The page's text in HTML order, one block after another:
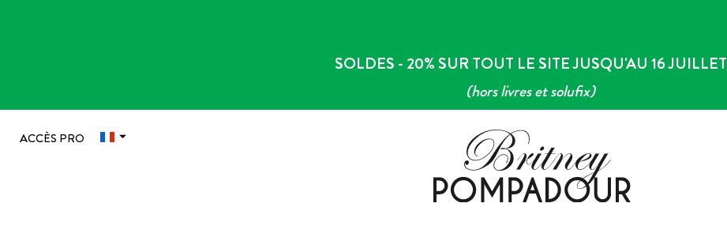
SOLDES - 20% SUR TOUT LE SITE JUSQU'AU 16 JUILLET
(hors livres et solufix)
ACCÈS PRO 